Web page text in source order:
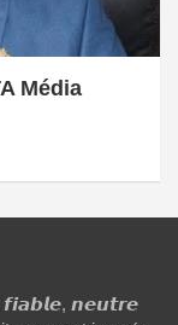
Média
𝙛𝙞𝙖𝙗𝙡𝙚, 𝙣𝙚𝙪𝙩𝙧𝙚